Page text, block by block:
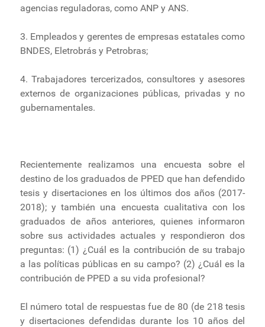
agencias reguladoras, como ANP y ANS.
3. Empleados y gerentes de empresas estatales como
BNDES, Eletrobrás y Petrobras;
4. Trabajadores tercerizados, consultores y asesores
externos de organizaciones públicas, privadas y no
gubernamentales.
Recientemente realizamos una encuesta sobre el
destino de los graduados de PPED que han defendido
tesis y disertaciones en los últimos dos años (2017-
2018); y también una encuesta cualitativa con los
graduados de años anteriores, quienes informaron
sobre sus actividades actuales y respondieron dos
preguntas: (1) ¿Cuál es la contribución de su trabajo
a las políticas públicas en su campo? (2) ¿Cuál es la
contribución de PPED a su vida profesional?
El número total de respuestas fue de 80 (de 218 tesis
y disertaciones defendidas durante los 10 años del